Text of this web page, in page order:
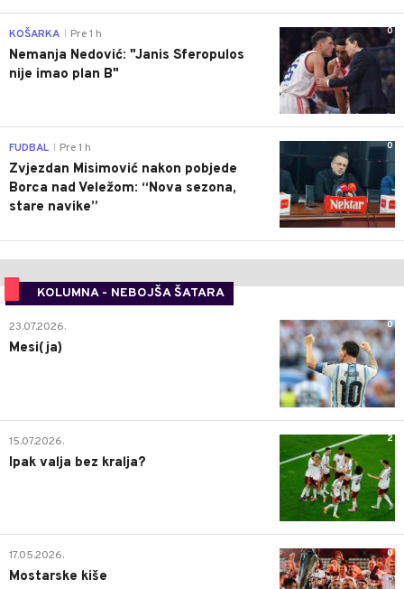
0
KOŠARKA Pre 1 h
Nemanja Nedović: "Janis Sferopulos
nije imao plan B"
0
FUDBAL Pre 1 h
Zvjezdan Misimović nakon pobjede
Borca nad Veležom: “Nova sezona,
stare navike”
KOLUMNA - NEBOJŠA ŠATARA
0
23.07.2026.
Mesi(ja)
2
15.07.2026.
Ipak valja bez kralja?
0
17.05.2026.
Mostarske kiše